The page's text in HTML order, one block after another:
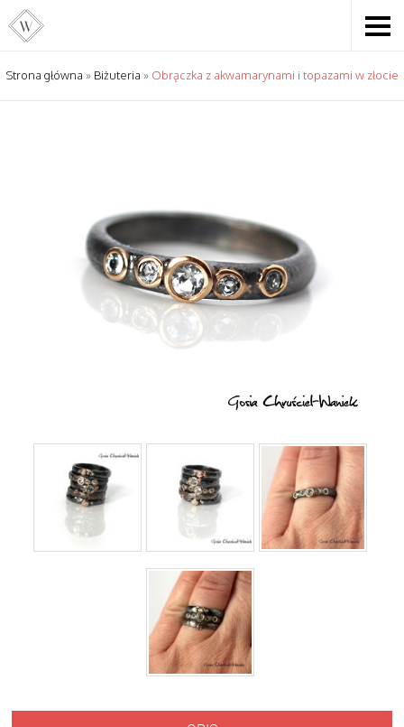
Strona główna » Biżuteria » Obrączka z akwamarynami i topazami w złocie